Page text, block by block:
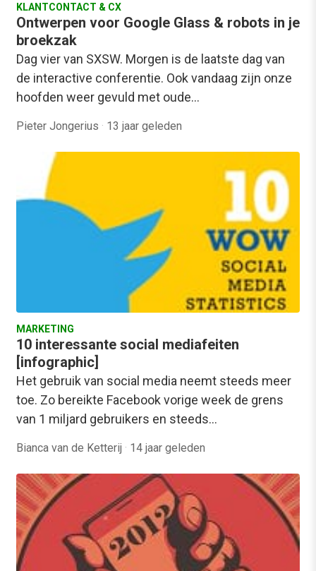
KLANTCONTACT & CX
Ontwerpen voor Google Glass & robots in je
broekzak
Dag vier van SXSW. Morgen is de laatste dag van
de interactive conferentie. Ook vandaag zijn onze
hoofden weer gevuld met oude…
Pieter Jongerius · 13 jaar geleden
MARKETING
10 interessante social mediafeiten
[infographic]
Het gebruik van social media neemt steeds meer
toe. Zo bereikte Facebook vorige week de grens
van 1 miljard gebruikers en steeds…
Bianca van de Ketterij · 14 jaar geleden